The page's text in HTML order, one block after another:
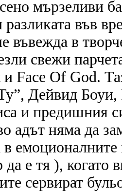
мързеливи
разликата във
въвежда в
свежи
Face Of God.
Дейвид Боуи,
и предишния
адът няма да
в
е тя ), когато
сервират